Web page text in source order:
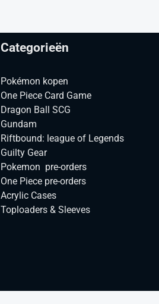
Categorieën
Pokémon kopen
One Piece Card Game
Dragon Ball SCG
Gundam
Riftbound: league of Legends
Guilty Gear
Pokemon pre-orders
One Piece pre-orders
Acrylic Cases
Toploaders & Sleeves